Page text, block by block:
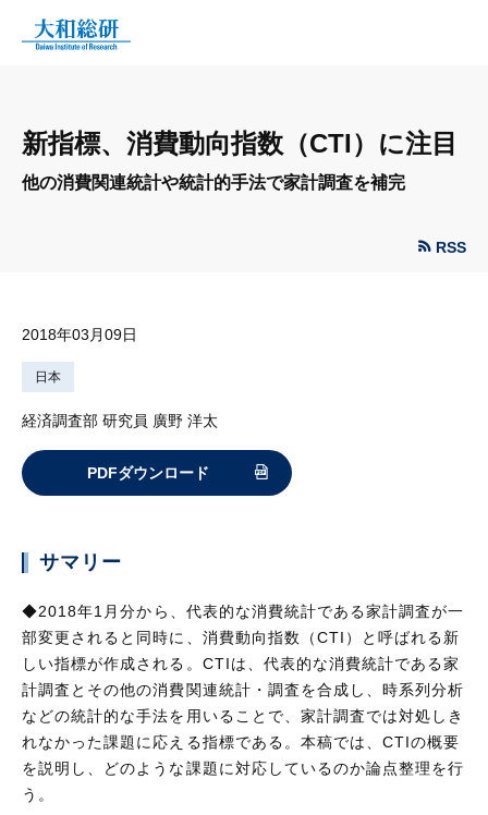
新指標、消費動向指数（CTI）に注目
他の消費関連統計や統計的手法で家計調査を補完
RSS
2018年03月09日
日本
経済調査部 研究員 廣野 洋太
PDFダウンロード
サマリー
◆2018年1月分から、代表的な消費統計である家計調査が一
部変更されると同時に、消費動向指数（CTI）と呼ばれる新
しい指標が作成される。CTIは、代表的な消費統計である家
計調査とその他の消費関連統計・調査を合成し、時系列分析
などの統計的な手法を用いることで、家計調査では対処しき
れなかった課題に応える指標である。本稿では、CTIの概要
を説明し、どのような課題に対応しているのか論点整理を行
う。